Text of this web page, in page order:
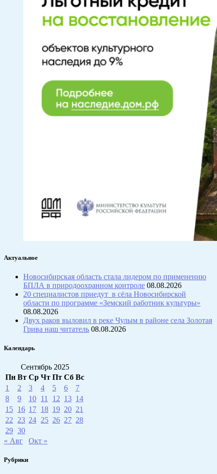
Актуальное
Новосибирская область стала лидером по применению
БПЛА в природоохранном контроле 08.08.2026
20 специалистов приедут в сёла Новосибирской
области по программе «Земский работник культуры»
08.08.2026
Двух раков выловил в реке Чулым в районе села Золотая
Грива наш читатель 08.08.2026
Календарь
Сентябрь 2025
Пн Вт Ср Чт Пт Сб Вс
1
2 3 4 5 6
7
8
9 10 11 12 13 14
15 16 17 18 19 20 21
22
23 24 25 26 27 28
29 30
« Авг
Окт »
Рубрики